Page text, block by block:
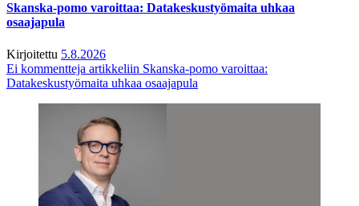
Skanska-pomo varoittaa: Datakeskustyömaita uhkaa
osaajapula
Kirjoitettu 5.8.2026
Ei kommentteja artikkeliin Skanska-pomo varoittaa:
Datakeskustyömaita uhkaa osaajapula